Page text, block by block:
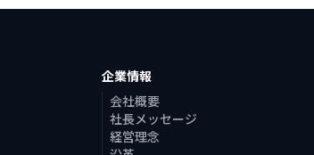
企業情報
会社概要
社長メッセージ
経営理念